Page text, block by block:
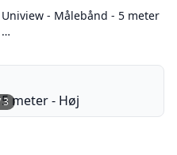
Uniview - Målebånd - 5 meter
…
3